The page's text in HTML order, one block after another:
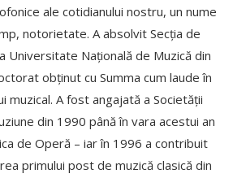
ale cotidianului nostru, un nume
notorietate. A absolvit Secția de
Universitate Națională de Muzică din
obținut cu Summa cum laude în
muzical. A fost angajată a Societății
din 1990 până în vara acestui an
de Operă – iar în 1996 a contribuit
primului post de muzică clasică din